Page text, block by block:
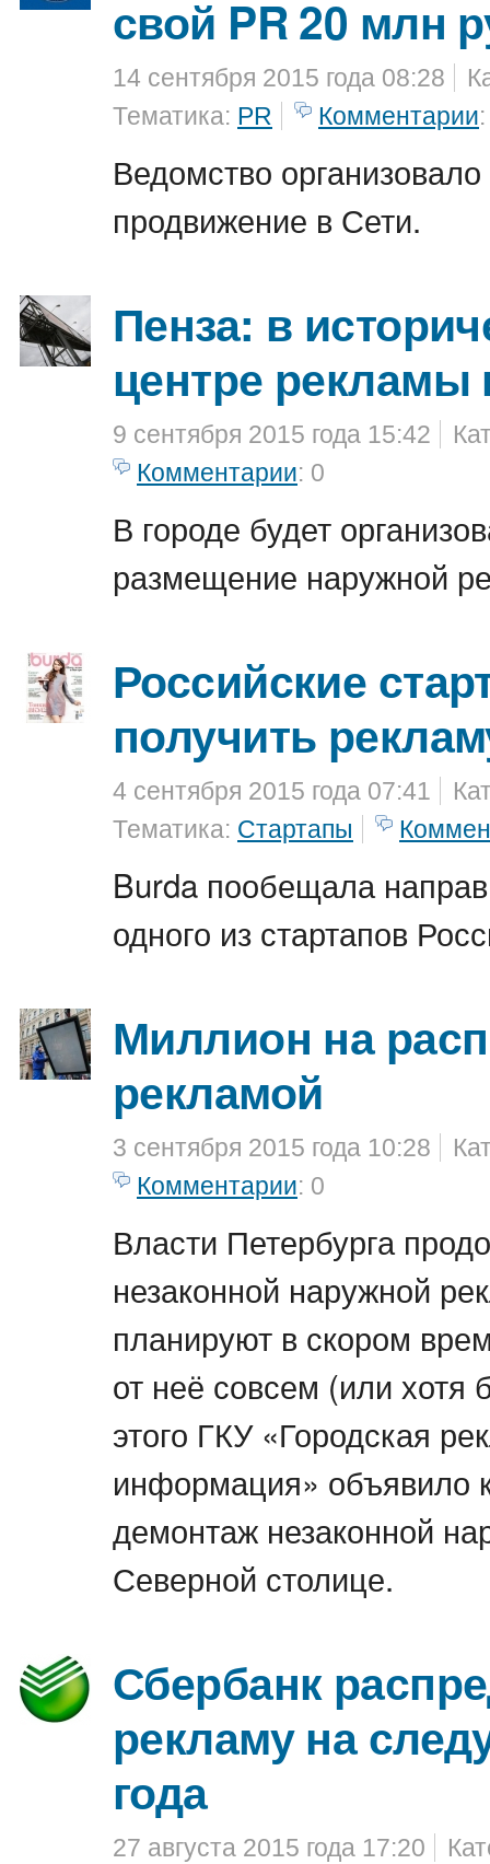
свой PR 20 млн
14 сентября 2015 года 08:28
Тематика: PR Комментарии
Ведомство
продвижение в Сети.
Пенза: в
центре рекламы
9 сентября 2015 года 15:42
Комментарии: 0
В городе будет
размещение наружной
Российские
получить
4 сентября 2015 года 07:41
Тематика: Стартапы
Burda пообещала
одного из стартапов
Миллион на
рекламой
3 сентября 2015 года 10:28
Комментарии: 0
Власти Петербурга
незаконной наружной
планируют в скором
от неё совсем (или хотя
этого ГКУ «Городская
информация» объявило
демонтаж незаконной
Северной столице.
Сбербанк
рекламу на
года
27 августа 2015 года 17:20